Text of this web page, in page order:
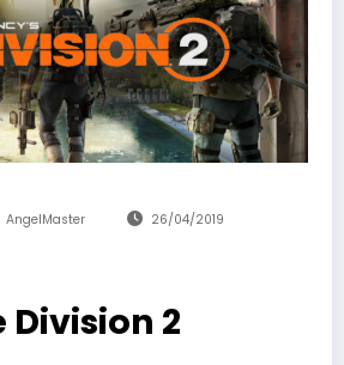
AngelMaster 26/04/2019
Division 2